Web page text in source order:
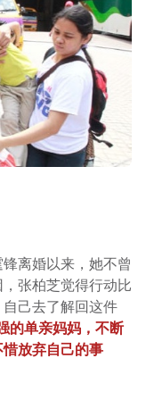
离婚以来，她不曾
张柏芝觉得行动比
己去了解回这件
的单亲妈妈，不断
放弃自己的事